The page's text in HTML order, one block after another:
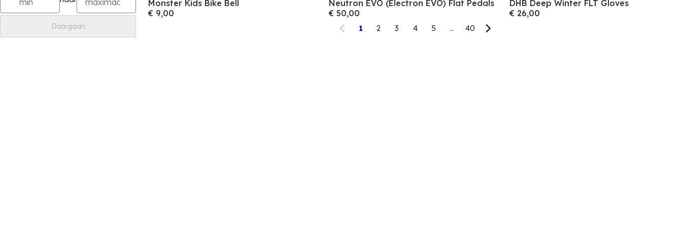
Doorgaan
Monster Kids Bike Bell
€ 9,00
Neutron EVO (Electron EVO) Flat Pedals
€ 50,00
DHB Deep Winter FLT Gloves
€ 26,00
1 2 3 4 5 ... 40